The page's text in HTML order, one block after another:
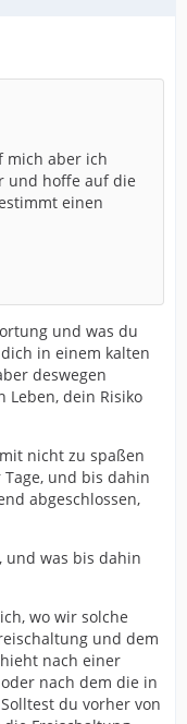
mich aber ich
und hoffe auf die
einen
und was du
in einem kalten
deswegen
Leben, dein Risiko
nicht zu spaßen
und bis dahin
abgeschlossen,
und was bis dahin
wo wir solche
und dem
nach einer
nach dem die in
du vorher von